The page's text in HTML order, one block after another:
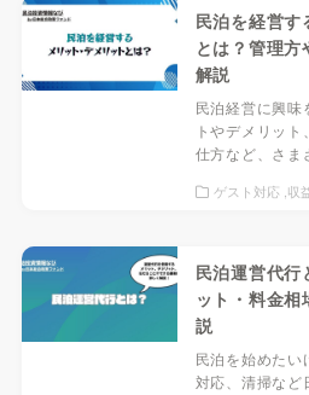
民泊を経営す
とは？管理
解説
民泊経営に興味
トやデメリッ
仕方など、さま
ゲスト対応 収
民泊運営代行
ット・料金
説
民泊を始めたい
対応、清掃など